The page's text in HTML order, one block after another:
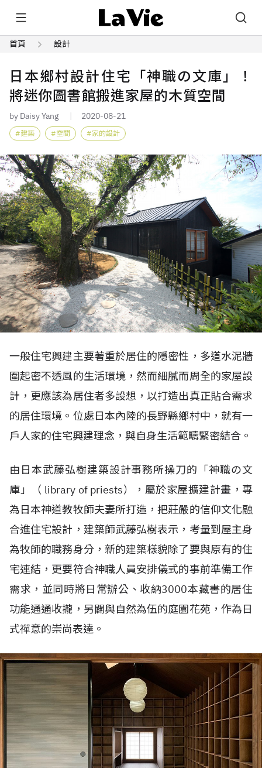
首頁 設計
日本鄉村設計住宅「神職の文庫」！
將迷你圖書館搬進家屋的木質空間
by Daisy Yang 2020-08-21
建築 空間 家的設計
一般住宅興建主要著重於居住的隱密性，多道水泥牆
圍起密不透風的生活環境，然而細膩而周全的家屋設
計，更應該為居住者多設想，以打造出真正貼合需求
的居住環境。位處日本內陸的長野縣鄉村中，就有一
戶人家的住宅興建理念，與自身生活範疇緊密結合。
由日本武藤弘樹建築設計事務所操刀的「神職の文
庫」（ library of priests），屬於家屋擴建計畫，專
為日本神道教牧師夫妻所打造，把莊嚴的信仰文化融
合進住宅設計，建築師武藤弘樹表示，考量到屋主身
為牧師的職務身分，新的建築樣貌除了要與原有的住
宅連結，更要符合神職人員安排儀式的事前準備工作
需求，並同時將日常辦公、收納3000本藏書的居住
功能通通收攏，另闢與自然為伍的庭園花苑，作為日
式禪意的崇尚表達。